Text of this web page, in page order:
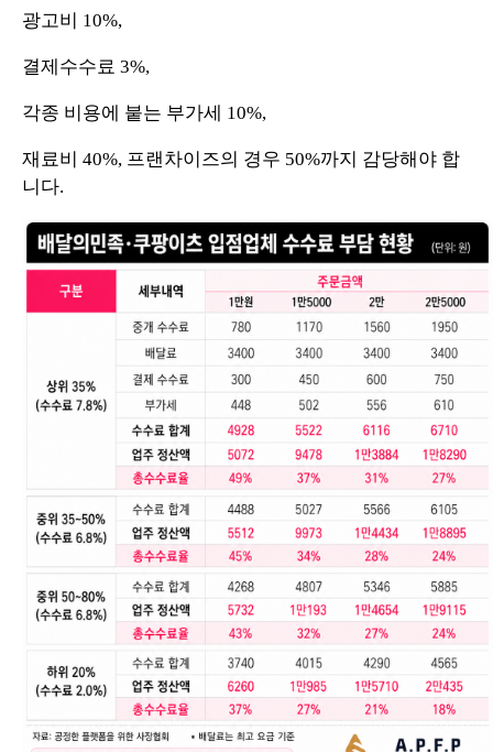
광고비 10%,
결제수수료 3%,
각종 비용에 붙는 부가세 10%,
재료비 40%, 프랜차이즈의 경우 50%까지 감당해야 합
니다.